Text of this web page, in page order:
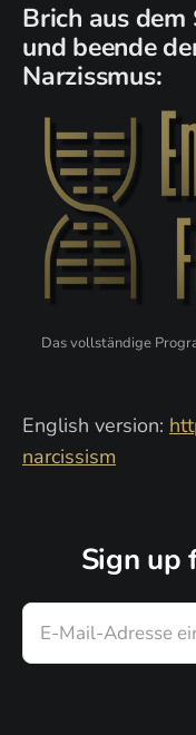
Brich aus
und beende
Narzissmus:
Das vollständige
English version:
narcissism
Sign up
E-Mail-Adresse